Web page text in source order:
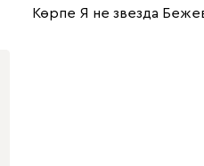
Көрпе Я не звезда